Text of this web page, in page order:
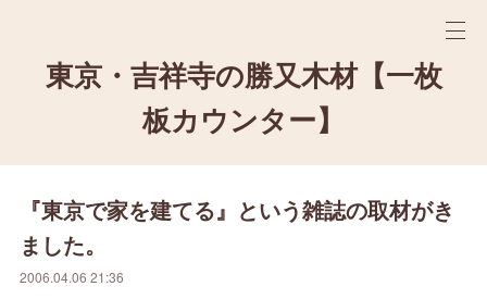
東京・吉祥寺の勝又木材【一枚
板カウンター】
『東京で家を建てる』という雑誌の取材がき
ました。
2006.04.06 21:36